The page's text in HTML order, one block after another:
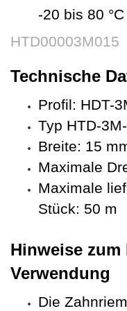
-20 bis 80 °C
HTD00003M015
Technische
Profil: HDT-
Typ HTD-
Breite: 15
Maximale
Maximale
Stück: 50 m
Hinweise
Verwendung
Die